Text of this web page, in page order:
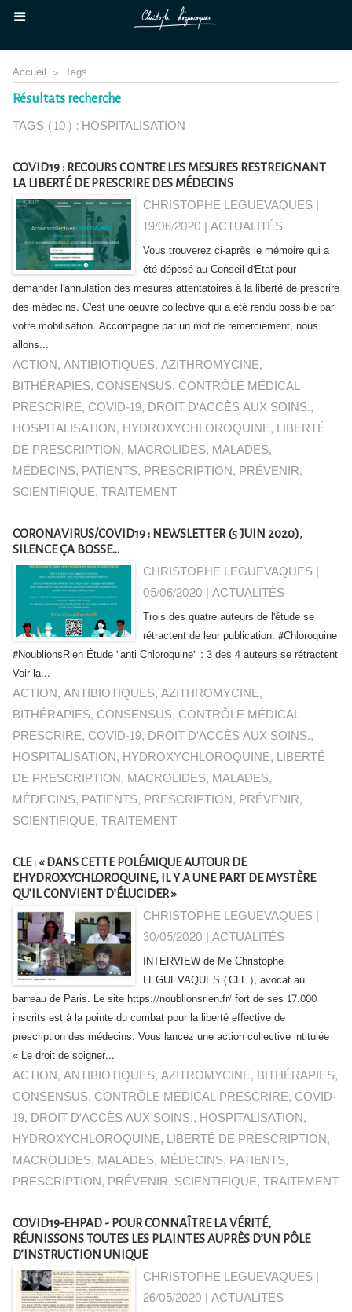
Accueil > Tags
Résultats recherche
TAGS (10) : HOSPITALISATION
COVID19 : RECOURS CONTRE LES MESURES RESTREIGNANT
LA LIBERTÉ DE PRESCRIRE DES MÉDECINS
CHRISTOPHE LEGUEVAQUES |
19/06/2020 |ACTUALITÉS
Vous trouverez ci-après le mémoire qui a
été déposé au Conseil d'Etat pour
demander l'annulation des mesures attentatoires à la liberté de prescrire
des médecins. C'est une oeuvre collective qui a été rendu possible par
votre mobilisation. Accompagné par un mot de remerciement, nous
allons...
ACTION,ANTIBIOTIQUES,AZITHROMYCINE,
BITHÉRAPIES, CONSENSUS, CONTRÔLE MÉDICAL
PRESCRIRE, COVID-19, DROIT D'ACCÈS AUX SOINS.,
HOSPITALISATION, HYDROXYCHLOROQUINE, LIBERTÉ
DE PRESCRIPTION, MACROLIDES, MALADES,
MÉDECINS, PATIENTS, PRESCRIPTION, PRÉVENIR,
SCIENTIFIQUE,TRAITEMENT
CORONAVIRUS/COVID19 : NEWSLETTER (5 JUIN 2020),
SILENCE ÇA BOSSE...
CHRISTOPHE LEGUEVAQUES |
05/06/2020 |ACTUALITÉS
Trois des quatre auteurs de l'étude se
rétractent de leur publication. #Chloroquine
#NoublionsRien Étude "anti Chloroquine" : 3 des 4 auteurs se rétractent
Voir la...
ACTION,ANTIBIOTIQUES,AZITHROMYCINE,
BITHÉRAPIES, CONSENSUS, CONTRÔLE MÉDICAL
PRESCRIRE, COVID-19, DROIT D'ACCÈS AUX SOINS.,
HOSPITALISATION, HYDROXYCHLOROQUINE, LIBERTÉ
DE PRESCRIPTION, MACROLIDES, MALADES,
MÉDECINS, PATIENTS, PRESCRIPTION, PRÉVENIR,
SCIENTIFIQUE,TRAITEMENT
CLE : « DANS CETTE POLÉMIQUE AUTOUR DE
L’HYDROXYCHLOROQUINE, IL Y A UNE PART DE MYSTÈRE
QU’IL CONVIENT D’ÉLUCIDER »
CHRISTOPHE LEGUEVAQUES |
30/05/2020 |ACTUALITÉS
INTERVIEW de Me Christophe
LEGUEVAQUES (CLE), avocat au
barreau de Paris. Le site https://noublionsrien.fr/ fort de ses 17.000
inscrits est à la pointe du combat pour la liberté effective de
prescription des médecins. Vous lancez une action collective intitulée
« Le droit de soigner...
ACTION,ANTIBIOTIQUES,AZITROMYCINE, BITHÉRAPIES,
CONSENSUS, CONTRÔLE MÉDICAL PRESCRIRE, COVID-
19, DROIT D'ACCÈS AUX SOINS., HOSPITALISATION,
HYDROXYCHLOROQUINE, LIBERTÉ DE PRESCRIPTION,
MACROLIDES, MALADES, MÉDECINS, PATIENTS,
PRESCRIPTION, PRÉVENIR, SCIENTIFIQUE,TRAITEMENT
COVID19-EHPAD - POUR CONNAÎTRE LA VÉRITÉ,
RÉUNISSONS TOUTES LES PLAINTES AUPRÈS D’UN PÔLE
D’INSTRUCTION UNIQUE
CHRISTOPHE LEGUEVAQUES |
26/05/2020 |ACTUALITÉS